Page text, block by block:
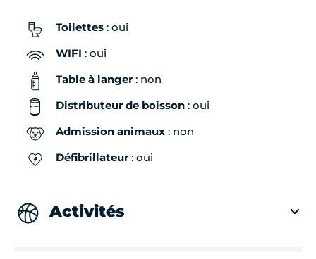
Toilettes : oui
WIFI : oui
Table à langer: non
Distributeur de boisson : oui
Admission animaux : non
Défibrillateur: oui
Activités